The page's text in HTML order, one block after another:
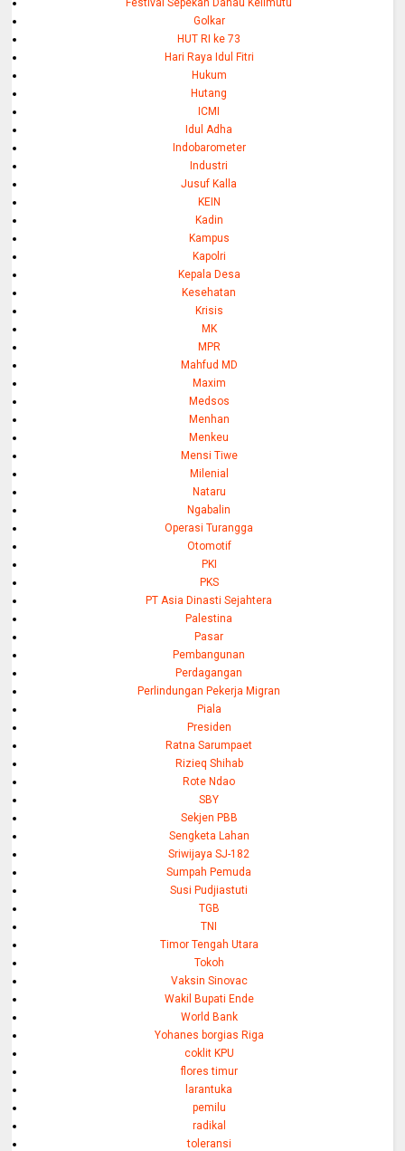
Golkar
HUT RI ke 73
Hari Raya Idul Fitri
Hukum
Hutang
ICMI
Idul Adha
Indobarometer
Industri
Jusuf Kalla
KEIN
Kadin
Kampus
Kapolri
Kepala Desa
Kesehatan
Krisis
MK
MPR
Mahfud MD
Maxim
Medsos
Menhan
Menkeu
Mensi Tiwe
Milenial
Nataru
Ngabalin
Operasi Turangga
Otomotif
PKI
PKS
PT Asia Dinasti Sejahtera
Palestina
Pasar
Pembangunan
Perdagangan
Perlindungan Pekerja Migran
Piala
Presiden
Ratna Sarumpaet
Rizieq Shihab
Rote Ndao
SBY
Sekjen PBB
Sengketa Lahan
Sriwijaya SJ-182
Sumpah Pemuda
Susi Pudjiastuti
TGB
TNI
Timor Tengah Utara
Tokoh
Vaksin Sinovac
Wakil Bupati Ende
World Bank
Yohanes borgias Riga
coklit KPU
flores timur
larantuka
pemilu
radikal
toleransi